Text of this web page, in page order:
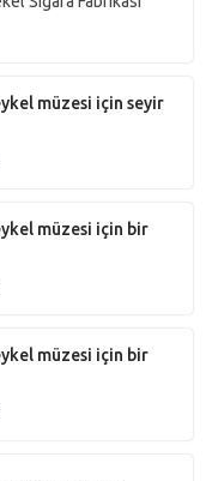
müzesi için seyir
müzesi için bir
müzesi için bir